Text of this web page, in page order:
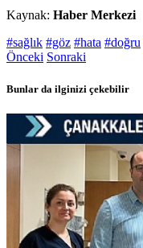
Kaynak: Haber Merkezi
#sağlık #göz #hata #doğru
Önceki Sonraki
Bunlar da ilginizi çekebilir